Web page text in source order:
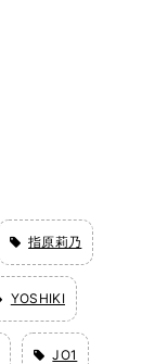
指原莉乃
YOSHIKI
JO1